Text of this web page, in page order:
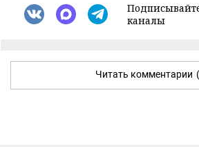
каналы
Читать комментарии